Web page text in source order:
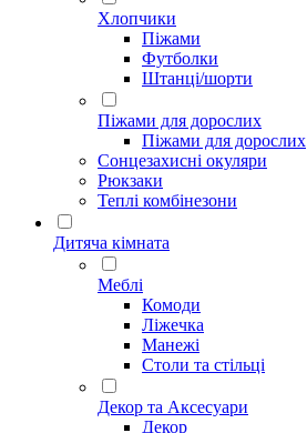
Хлопчики
Піжами
Футболки
Штанці/шорти
Піжами для дорослих
Піжами для дорослих
Сонцезахисні окуляри
Рюкзаки
Теплі комбінезони
Дитяча кімната
Меблі
Комоди
Ліжечка
Манежі
Столи та стільці
Декор та Аксесуари
Декор